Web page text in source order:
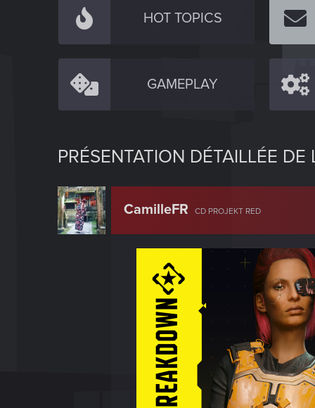
HOT TOPICS
GAMEPLAY
PRÉSENTATION DÉTAILLÉE
CamilleFR CD PROJEKT RED